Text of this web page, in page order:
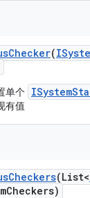
Checker(
单个
有值
Checkers(List<
Checkers)